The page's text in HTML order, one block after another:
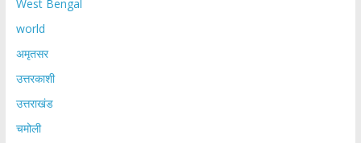
West Bengal
world
अमृतसर
उत्तरकाशी
उत्तराखंड
चमोली